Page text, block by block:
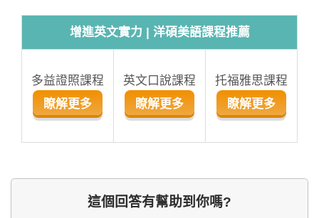
增進英文實力 | 洋碩美語課程推薦
多益證照課程
瞭解更多
英文口說課程
瞭解更多
托福雅思課程
瞭解更多
這個回答有幫助到你嗎?